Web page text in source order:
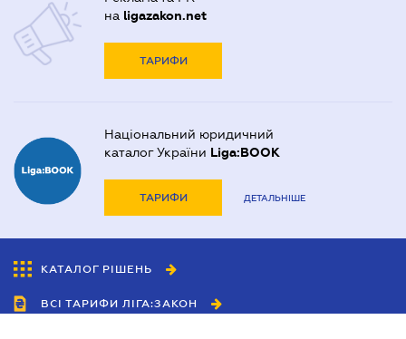
на ligazakon.net
ТАРИФИ
Національний юридичний
каталог України Liga:BOOK
ТАРИФИ ДЕТАЛЬНІШЕ
КАТАЛОГ РІШЕНЬ
ВСІ ТАРИФИ ЛІГА:ЗАКОН